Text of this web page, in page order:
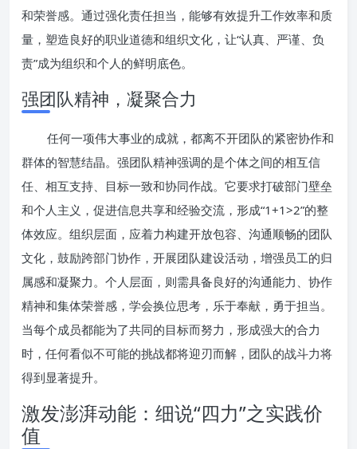
和荣誉感。通过强化责任担当，能够有效提升工作效率和质
量，塑造良好的职业道德和组织文化，让“认真、严谨、负
责”成为组织和个人的鲜明底色。
强团队精神，凝聚合力
任何一项伟大事业的成就，都离不开团队的紧密协作和
群体的智慧结晶。强团队精神强调的是个体之间的相互信
任、相互支持、目标一致和协同作战。它要求打破部门壁垒
和个人主义，促进信息共享和经验交流，形成“1+1>2”的整
体效应。组织层面，应着力构建开放包容、沟通顺畅的团队
文化，鼓励跨部门协作，开展团队建设活动，增强员工的归
属感和凝聚力。个人层面，则需具备良好的沟通能力、协作
精神和集体荣誉感，学会换位思考，乐于奉献，勇于担当。
当每个成员都能为了共同的目标而努力，形成强大的合力
时，任何看似不可能的挑战都将迎刃而解，团队的战斗力将
得到显著提升。
激发澎湃动能：细说“四力”之实践价
值